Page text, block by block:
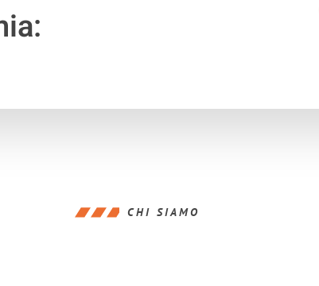
CHI SIAMO